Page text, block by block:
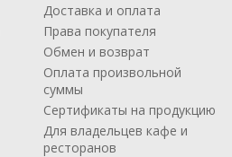
Доставка и оплата
Права покупателя
Обмен и возврат
Оплата произвольной
суммы
Сертификаты на продукцию
Для владельцев кафе и
ресторанов